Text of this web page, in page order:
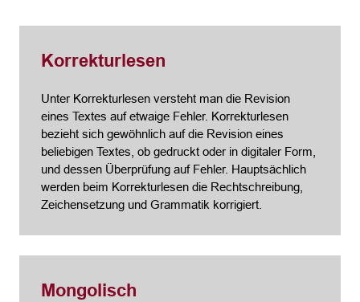
Korrekturlesen
Unter Korrekturlesen versteht man die Revision
eines Textes auf etwaige Fehler. Korrekturlesen
bezieht sich gewöhnlich auf die Revision eines
beliebigen Textes, ob gedruckt oder in digitaler Form,
und dessen Überprüfung auf Fehler. Hauptsächlich
werden beim Korrekturlesen die Rechtschreibung,
Zeichensetzung und Grammatik korrigiert.
Mongolisch